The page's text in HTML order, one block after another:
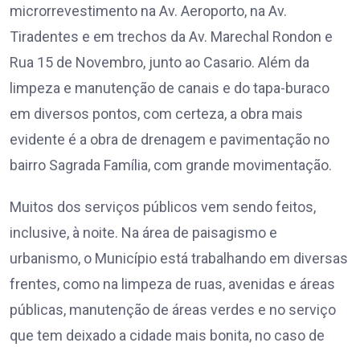
microrrevestimento na Av. Aeroporto, na Av.
Tiradentes e em trechos da Av. Marechal Rondon e
Rua 15 de Novembro, junto ao Casario. Além da
limpeza e manutenção de canais e do tapa-buraco
em diversos pontos, com certeza, a obra mais
evidente é a obra de drenagem e pavimentação no
bairro Sagrada Família, com grande movimentação.
Muitos dos serviços públicos vem sendo feitos,
inclusive, à noite. Na área de paisagismo e
urbanismo, o Município está trabalhando em diversas
frentes, como na limpeza de ruas, avenidas e áreas
públicas, manutenção de áreas verdes e no serviço
que tem deixado a cidade mais bonita, no caso de